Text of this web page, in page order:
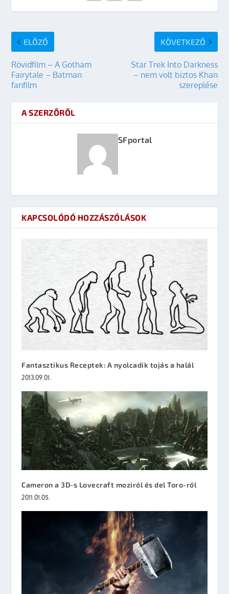
ELŐZŐ
Rövidfilm – A Gotham
Fairytale – Batman
fanfilm
KÖVETKEZŐ
Star Trek Into Darkness
– nem volt biztos Khan
szereplése
A SZERZŐRŐL
SFportal
KAPCSOLÓDÓ HOZZÁSZÓLÁSOK
Fantasztikus Receptek: A nyolcadik tojás a halál
2013.09.01.
Cameron a 3D-s Lovecraft moziról és del Toro-ról
2011.01.05.